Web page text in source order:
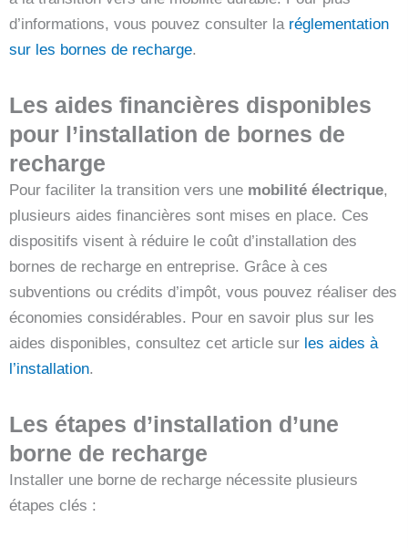
d’informations, vous pouvez consulter la réglementation
sur les bornes de recharge.
Les aides financières disponibles
pour l’installation de bornes de
recharge
Pour faciliter la transition vers une mobilité électrique,
plusieurs aides financières sont mises en place. Ces
dispositifs visent à réduire le coût d’installation des
bornes de recharge en entreprise. Grâce à ces
subventions ou crédits d’impôt, vous pouvez réaliser des
économies considérables. Pour en savoir plus sur les
aides disponibles, consultez cet article sur les aides à
l’installation.
Les étapes d’installation d’une
borne de recharge
Installer une borne de recharge nécessite plusieurs
étapes clés :